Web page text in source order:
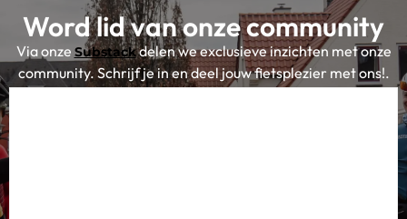
Word lid van onze community
Via onze Substackdelen we exclusieve inzichten met onze
community. Schrijf je in en deel jouw fietsplezier met ons!.